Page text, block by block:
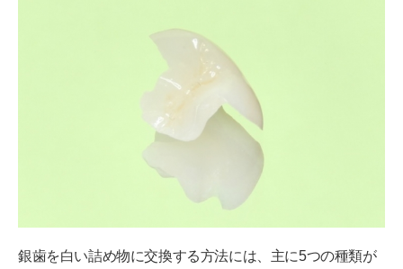
銀歯を白い詰め物に交換する方法には、主に5つの種類が